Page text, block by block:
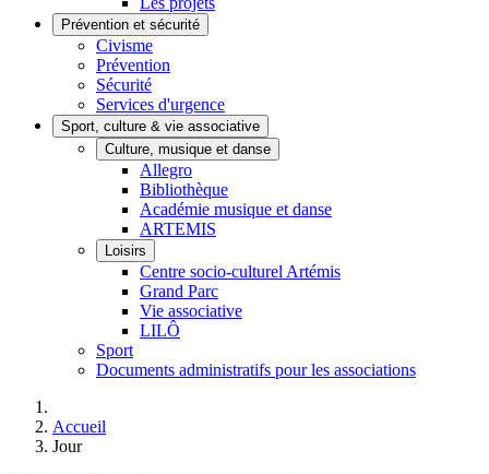
Prévention et sécurité
Civisme
Prévention
Sécurité
Services d'urgence
Sport, culture & vie associative
Culture, musique et danse
Allegro
Bibliothèque
Académie musique et danse
ARTEMIS
Loisirs
Centre socio-culturel Artémis
Grand Parc
Vie associative
LILÔ
Sport
Documents administratifs pour les associations
Accueil
Jour